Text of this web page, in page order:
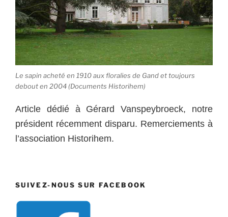
Le sapin acheté en 1910 aux floralies de Gand et toujours
debout en 2004 (Documents Historihem)
Article dédié à Gérard Vanspeybroeck, notre
président récemment disparu. Remerciements à
l’association Historihem.
SUIVEZ-NOUS SUR FACEBOOK